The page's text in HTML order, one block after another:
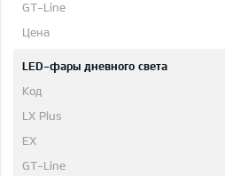
LED-фары дневного света